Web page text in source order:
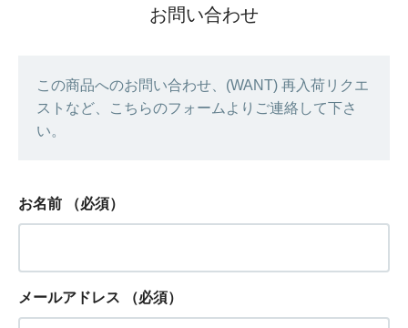
お問い合わせ
この商品へのお問い合わせ、(WANT) 再入荷リクエ
ストなど、こちらのフォームよりご連絡して下さ
い。
お名前 （必須）
メールアドレス （必須）